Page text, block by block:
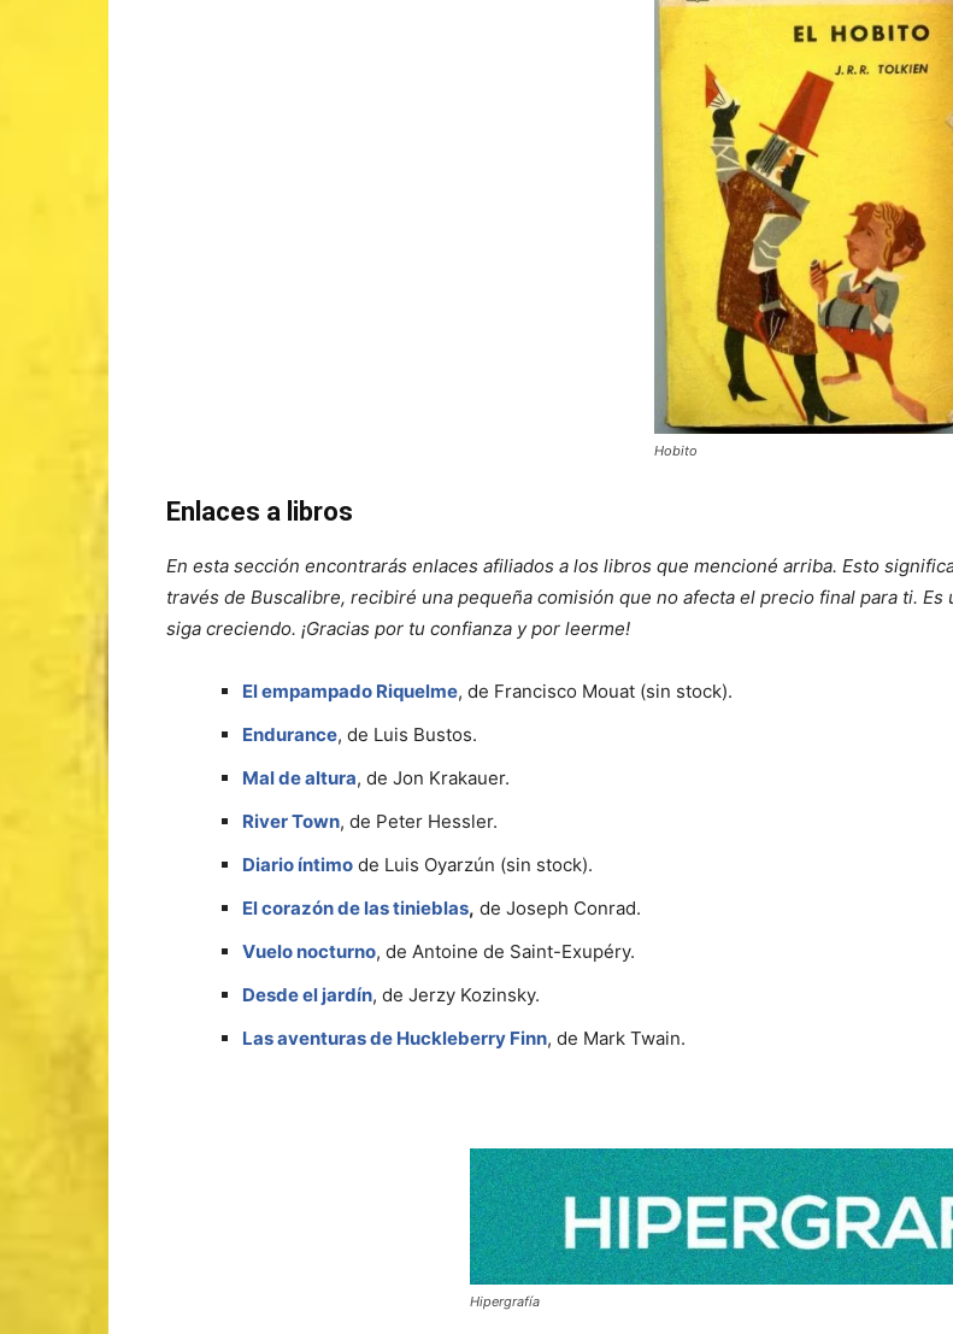
Hobito
Enlaces a libros
En esta sección encontrarás enlaces afiliados a los libros que mencioné arriba. Esto
través de Buscalibre, recibiré una pequeña comisión que no afecta el precio final para ti.
siga creciendo. ¡Gracias por tu confianza y por leerme!
El empampado Riquelme, de Francisco Mouat (sin stock).
Endurance, de Luis Bustos.
Mal de altura, de Jon Krakauer.
River Town, de Peter Hessler.
Diario íntimo de Luis Oyarzún (sin stock).
El corazón de las tinieblas, de Joseph Conrad.
Vuelo nocturno, de Antoine de Saint-Exupéry.
Desde el jardín, de Jerzy Kozinsky.
Las aventuras de Huckleberry Finn, de Mark Twain.
Hipergrafía